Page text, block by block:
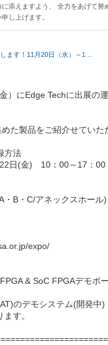
添えますよう、 全力をあげて努
し上げます。
ます！11月20日（水）～1
）にEdge Techに出展の
た製品をご紹介せていた
方法
22日(金) 10：00～17：
・B・C/アネックスホール)
expo/
& SoC FPGAデモボ
のデモシステム(開発中)
す。